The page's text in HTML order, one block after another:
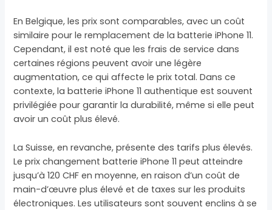
En Belgique, les prix sont comparables, avec un coût
similaire pour le remplacement de la batterie iPhone 11.
Cependant, il est noté que les frais de service dans
certaines régions peuvent avoir une légère
augmentation, ce qui affecte le prix total. Dans ce
contexte, la batterie iPhone 11 authentique est souvent
privilégiée pour garantir la durabilité, même si elle peut
avoir un coût plus élevé.
La Suisse, en revanche, présente des tarifs plus élevés.
Le prix changement batterie iPhone 11 peut atteindre
jusqu’à 120 CHF en moyenne, en raison d’un coût de
main-d’œuvre plus élevé et de taxes sur les produits
électroniques. Les utilisateurs sont souvent enclins à se